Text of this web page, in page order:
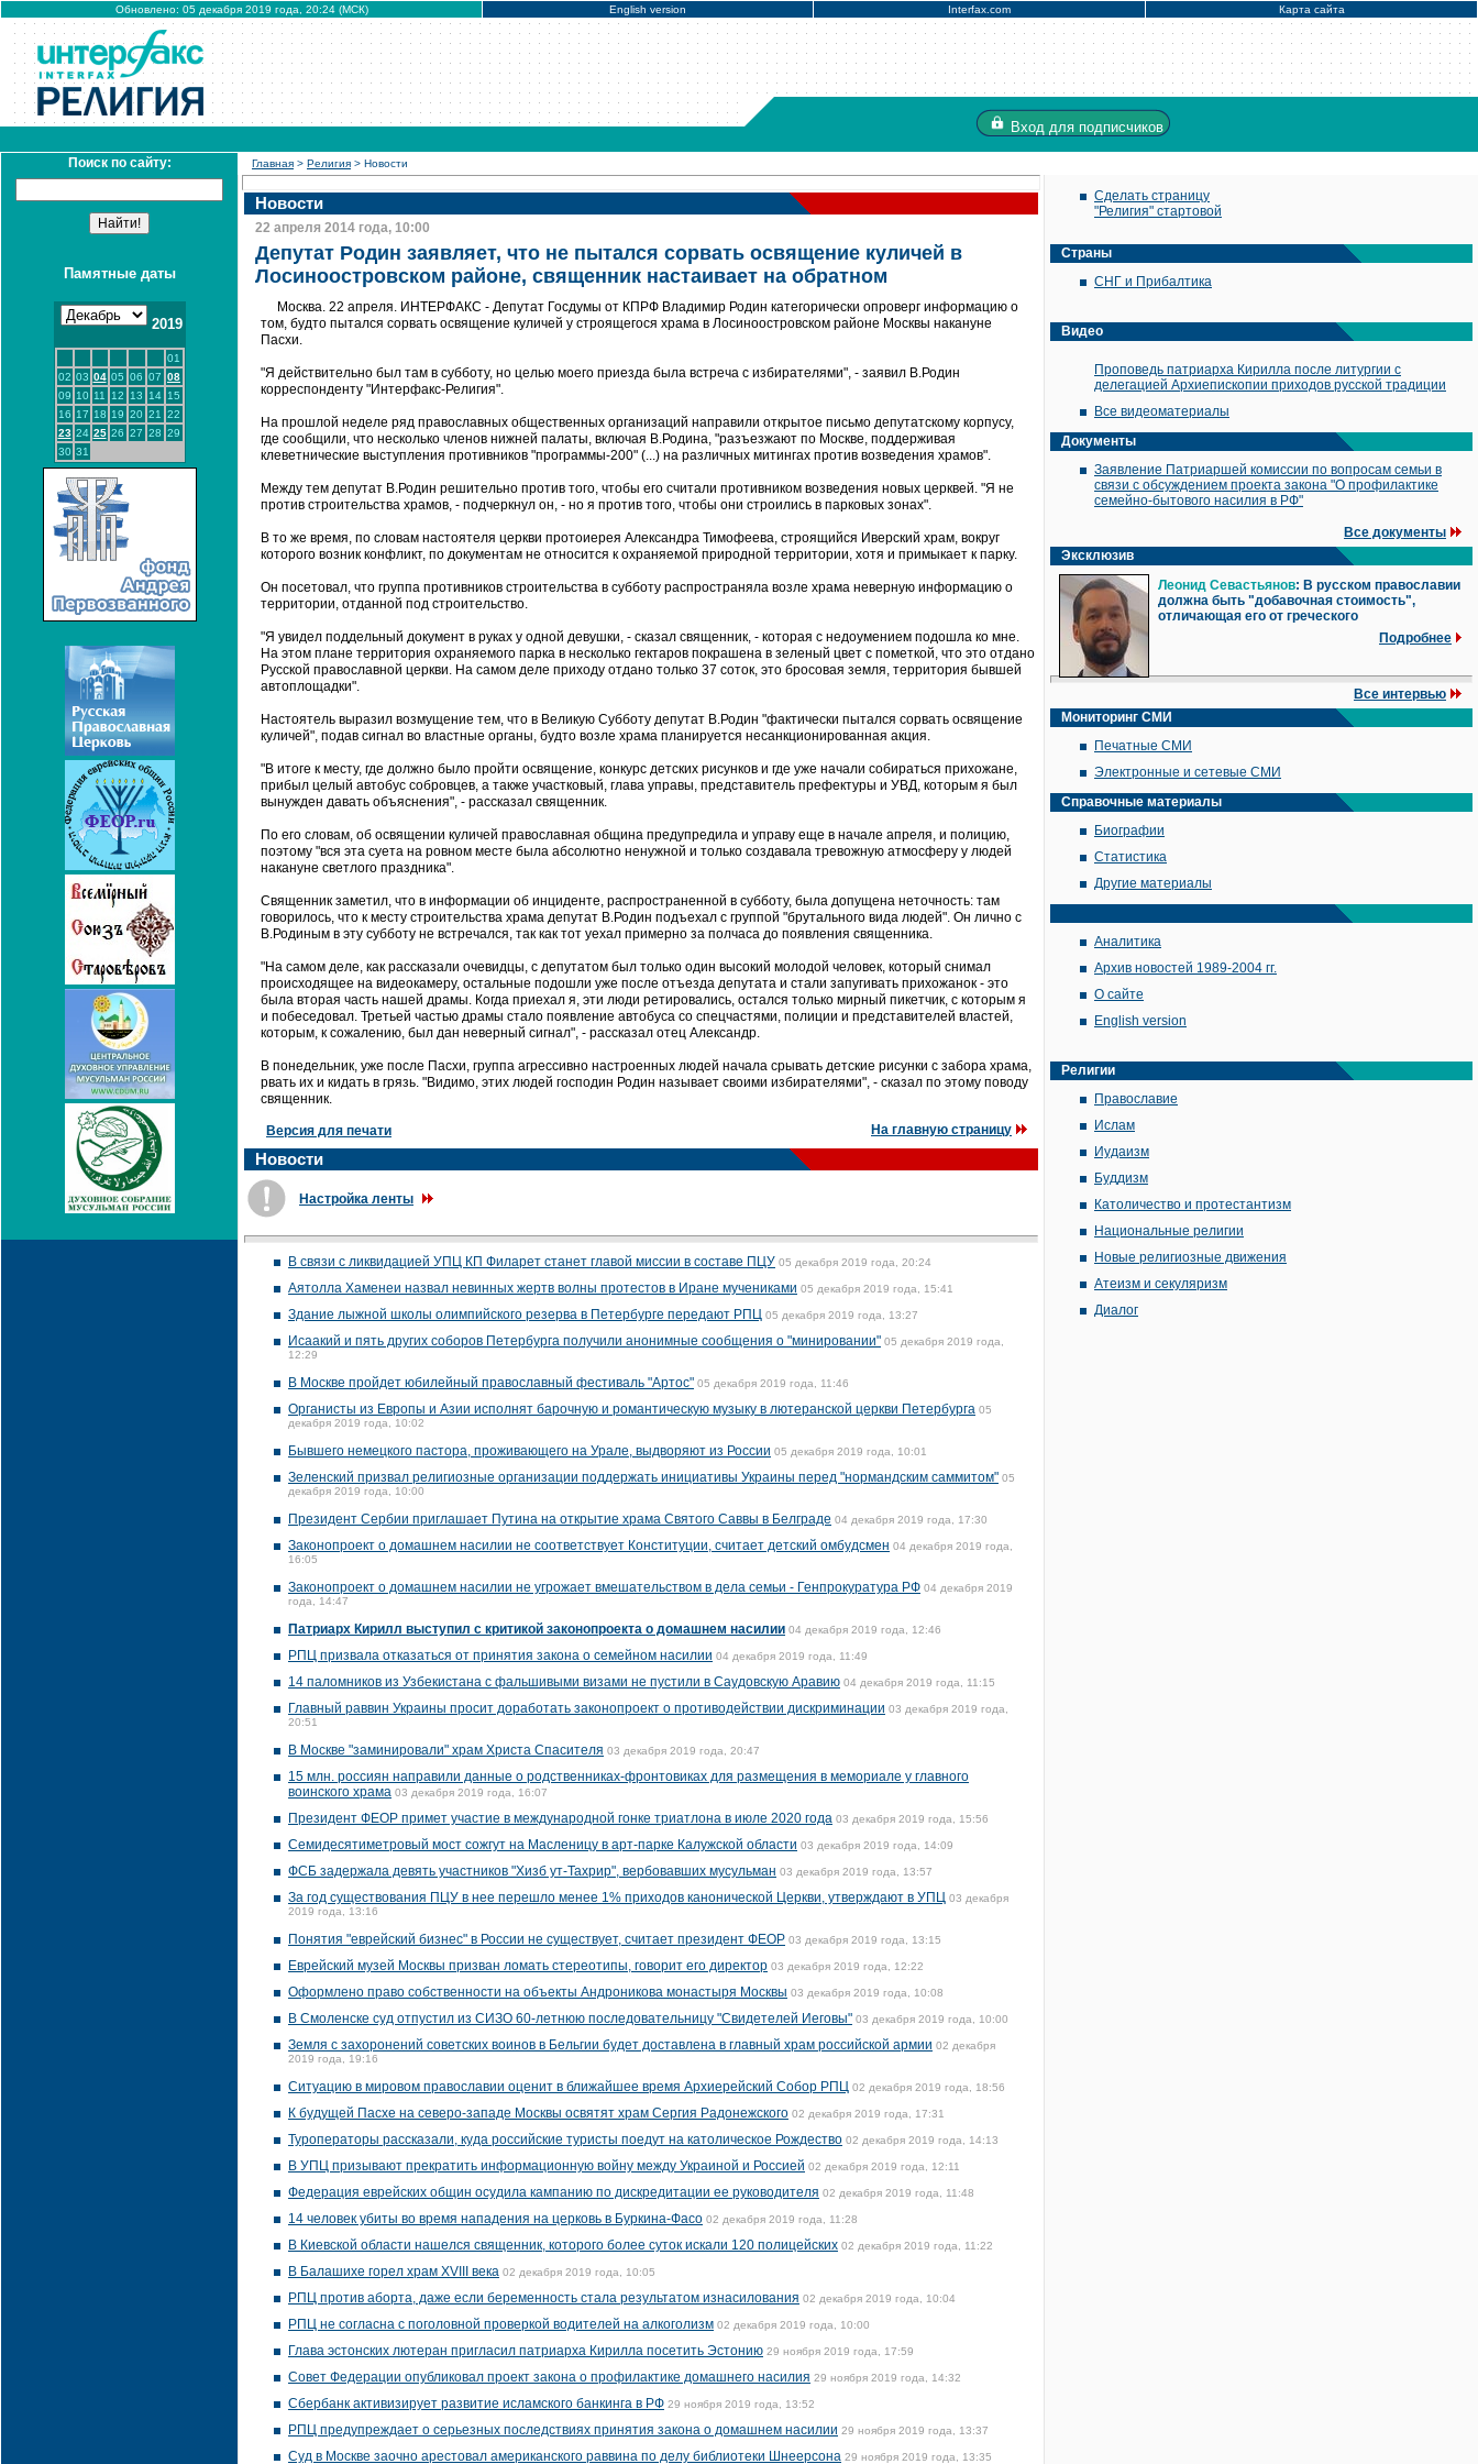
Обновлено: 05 декабря 2019 года, 20:24 (МСК) English version Interfax.com Карта сайта
Вход для подписчиков
Поиск по сайту:
Памятные даты
2019
01
02 03 04 05 06 07 08
09 10 11 12 13 14 15
16 17 18 19 20 21
22
23 24 25 26 27 28 29
30 31
Главная > Религия > Новости
Новости
22 апреля 2014 года, 10:00
Депутат Родин заявляет, что не пытался сорвать освящение куличей в
Лосиноостровском районе, священник настаивает на обратном
Москва. 22 апреля. ИНТЕРФАКС - Депутат Госдумы от КПРФ Владимир Родин категорически опроверг информацию о
том, будто пытался сорвать освящение куличей у строящегося храма в Лосиноостровском районе Москвы накануне
Пасхи.
"Я действительно был там в субботу, но целью моего приезда была встреча с избирателями", - заявил В.Родин
корреспонденту "Интерфакс-Религия".
На прошлой неделе ряд православных общественных организаций направили открытое письмо депутатскому корпусу,
где сообщили, что несколько членов нижней палаты, включая В.Родина, "разъезжают по Москве, поддерживая
клеветнические выступления противников "программы-200" (...) на различных митингах против возведения храмов".
Между тем депутат В.Родин решительно против того, чтобы его считали противником возведения новых церквей. "Я не
против строительства храмов, - подчеркнул он, - но я против того, чтобы они строились в парковых зонах".
В то же время, по словам настоятеля церкви протоиерея Александра Тимофеева, строящийся Иверский храм, вокруг
которого возник конфликт, по документам не относится к охраняемой природной территории, хотя и примыкает к парку.
Он посетовал, что группа противников строительства в субботу распространяла возле храма неверную информацию о
территории, отданной под строительство.
"Я увидел поддельный документ в руках у одной девушки, - сказал священник, - которая с недоумением подошла ко мне.
На этом плане территория охраняемого парка в несколько гектаров покрашена в зеленый цвет с пометкой, что это отдано
Русской православной церкви. На самом деле приходу отдано только 37 соток, это бросовая земля, территория бывшей
автоплощадки".
Настоятель выразил возмущение тем, что в Великую Субботу депутат В.Родин "фактически пытался сорвать освящение
куличей", подав сигнал во властные органы, будто возле храма планируется несанкционированная акция.
"В итоге к месту, где должно было пройти освящение, конкурс детских рисунков и где уже начали собираться прихожане,
прибыл целый автобус собровцев, а также участковый, глава управы, представитель префектуры и УВД, которым я был
вынужден давать объяснения", - рассказал священник.
По его словам, об освящении куличей православная община предупредила и управу еще в начале апреля, и полицию,
поэтому "вся эта суета на ровном месте была абсолютно ненужной и только создавала тревожную атмосферу у людей
накануне светлого праздника".
Священник заметил, что в информации об инциденте, распространенной в субботу, была допущена неточность: там
говорилось, что к месту строительства храма депутат В.Родин подъехал с группой "брутального вида людей". Он лично с
В.Родиным в эту субботу не встречался, так как тот уехал примерно за полчаса до появления священника.
"На самом деле, как рассказали очевидцы, с депутатом был только один высокий молодой человек, который снимал
происходящее на видеокамеру, остальные подошли уже после отъезда депутата и стали запугивать прихожанок - это
была вторая часть нашей драмы. Когда приехал я, эти люди ретировались, остался только мирный пикетчик, с которым я
и побеседовал. Третьей частью драмы стало появление автобуса со спецчастями, полиции и представителей властей,
которым, к сожалению, был дан неверный сигнал", - рассказал отец Александр.
В понедельник, уже после Пасхи, группа агрессивно настроенных людей начала срывать детские рисунки с забора храма,
рвать их и кидать в грязь. "Видимо, этих людей господин Родин называет своими избирателями", - сказал по этому поводу
священник.
Версия для печати На главную страницу
Новости
Настройка ленты
В связи с ликвидацией УПЦ КП Филарет станет главой миссии в составе ПЦУ 05 декабря 2019 года, 20:24
Аятолла Хаменеи назвал невинных жертв волны протестов в Иране мучениками 05 декабря 2019 года, 15:41
Здание лыжной школы олимпийского резерва в Петербурге передают РПЦ 05 декабря 2019 года, 13:27
Исаакий и пять других соборов Петербурга получили анонимные сообщения о "минировании" 05 декабря 2019 года,
12:29
В Москве пройдет юбилейный православный фестиваль "Артос" 05 декабря 2019 года, 11:46
Органисты из Европы и Азии исполнят барочную и романтическую музыку в лютеранской церкви Петербурга 05
декабря 2019 года, 10:02
Бывшего немецкого пастора, проживающего на Урале, выдворяют из России 05 декабря 2019 года, 10:01
Зеленский призвал религиозные организации поддержать инициативы Украины перед "нормандским саммитом" 05
декабря 2019 года, 10:00
Президент Сербии приглашает Путина на открытие храма Святого Саввы в Белграде 04 декабря 2019 года, 17:30
Законопроект о домашнем насилии не соответствует Конституции, считает детский омбудсмен 04 декабря 2019 года,
16:05
Законопроект о домашнем насилии не угрожает вмешательством в дела семьи - Генпрокуратура РФ 04 декабря 2019
года, 14:47
Патриарх Кирилл выступил с критикой законопроекта о домашнем насилии 04 декабря 2019 года, 12:46
РПЦ призвала отказаться от принятия закона о семейном насилии 04 декабря 2019 года, 11:49
14 паломников из Узбекистана с фальшивыми визами не пустили в Саудовскую Аравию 04 декабря 2019 года, 11:15
Главный раввин Украины просит доработать законопроект о противодействии дискриминации 03 декабря 2019 года,
20:51
В Москве "заминировали" храм Христа Спасителя 03 декабря 2019 года, 20:47
15 млн. россиян направили данные о родственниках-фронтовиках для размещения в мемориале у главного
воинского храма 03 декабря 2019 года, 16:07
Президент ФЕОР примет участие в международной гонке триатлона в июле 2020 года 03 декабря 2019 года, 15:56
Семидесятиметровый мост сожгут на Масленицу в арт-парке Калужской области 03 декабря 2019 года, 14:09
ФСБ задержала девять участников "Хизб ут-Тахрир", вербовавших мусульман 03 декабря 2019 года, 13:57
За год существования ПЦУ в нее перешло менее 1% приходов канонической Церкви, утверждают в УПЦ 03 декабря
2019 года, 13:16
Понятия "еврейский бизнес" в России не существует, считает президент ФЕОР 03 декабря 2019 года, 13:15
Еврейский музей Москвы призван ломать стереотипы, говорит его директор 03 декабря 2019 года, 12:22
Оформлено право собственности на объекты Андроникова монастыря Москвы 03 декабря 2019 года, 10:08
В Смоленске суд отпустил из СИЗО 60-летнюю последовательницу "Свидетелей Иеговы" 03 декабря 2019 года, 10:00
Земля с захоронений советских воинов в Бельгии будет доставлена в главный храм российской армии 02 декабря
2019 года, 19:16
Ситуацию в мировом православии оценит в ближайшее время Архиерейский Собор РПЦ 02 декабря 2019 года, 18:56
К будущей Пасхе на северо-западе Москвы освятят храм Сергия Радонежского 02 декабря 2019 года, 17:31
Туроператоры рассказали, куда российские туристы поедут на католическое Рождество 02 декабря 2019 года, 14:13
В УПЦ призывают прекратить информационную войну между Украиной и Россией 02 декабря 2019 года, 12:11
Федерация еврейских общин осудила кампанию по дискредитации ее руководителя 02 декабря 2019 года, 11:48
14 человек убиты во время нападения на церковь в Буркина-Фасо 02 декабря 2019 года, 11:28
В Киевской области нашелся священник, которого более суток искали 120 полицейских 02 декабря 2019 года, 11:22
В Балашихе горел храм XVIII века 02 декабря 2019 года, 10:05
РПЦ против аборта, даже если беременность стала результатом изнасилования 02 декабря 2019 года, 10:04
РПЦ не согласна с поголовной проверкой водителей на алкоголизм 02 декабря 2019 года, 10:00
Глава эстонских лютеран пригласил патриарха Кирилла посетить Эстонию 29 ноября 2019 года, 17:59
Совет Федерации опубликовал проект закона о профилактике домашнего насилия 29 ноября 2019 года, 14:32
Сбербанк активизирует развитие исламского банкинга в РФ 29 ноября 2019 года, 13:52
РПЦ предупреждает о серьезных последствиях принятия закона о домашнем насилии 29 ноября 2019 года, 13:37
Суд в Москве заочно арестовал американского раввина по делу библиотеки Шнеерсона 29 ноября 2019 года, 13:35
Сделать страницу
"Религия" стартовой
Страны
СНГ и Прибалтика
Видео
Проповедь патриарха Кирилла после литургии с
делегацией Архиепископии приходов русской традиции
Все видеоматериалы
Документы
Заявление Патриаршей комиссии по вопросам семьи в
связи с обсуждением проекта закона "О профилактике
семейно-бытового насилия в РФ"
Все документы
Эксклюзив
Леонид Севастьянов: В русском православии
должна быть "добавочная стоимость",
отличающая его от греческого
Подробнее
Все интервью
Мониторинг СМИ
Печатные СМИ
Электронные и сетевые СМИ
Справочные материалы
Биографии
Статистика
Другие материалы
Аналитика
Архив новостей 1989-2004 гг.
О сайте
English version
Религии
Православие
Ислам
Иудаизм
Буддизм
Католичество и протестантизм
Национальные религии
Новые религиозные движения
Атеизм и секуляризм
Диалог